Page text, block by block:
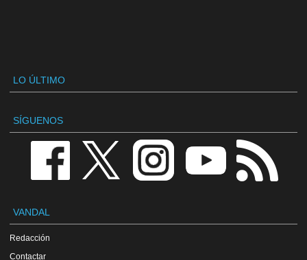
LO ÚLTIMO
SÍGUENOS
VANDAL
Redacción
Contactar